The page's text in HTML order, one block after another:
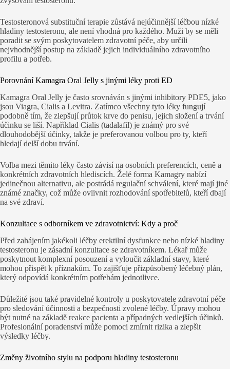
Testosteronová substituční terapie zůstává nejúčinnější léčbou nízké
hladiny testosteronu, ale není vhodná pro každého. Muži by se měli
poradit se svým poskytovatelem zdravotní péče, aby určili
nejvhodnější postup na základě jejich individuálního zdravotního
profilu a potřeb.
Porovnání Kamagra Oral Jelly s jinými léky proti ED
Kamagra Oral Jelly je často srovnáván s jinými inhibitory PDE5, jako
jsou Viagra, Cialis a Levitra. Zatímco všechny tyto léky fungují
podobně tím, že zlepšují průtok krve do penisu, jejich složení a trvání
účinku se liší. Například Cialis (tadalafil) je známý pro své
dlouhodobější účinky, takže je preferovanou volbou pro ty, kteří
hledají delší dobu trvání.
Volba mezi těmito léky často závisí na osobních preferencích, ceně a
konkrétních zdravotních hlediscích. Želé forma Kamagry nabízí
jedinečnou alternativu, ale postrádá regulační schválení, které mají jiné
známé značky, což může ovlivnit rozhodování spotřebitelů, kteří dbají
na své zdraví.
Konzultace s odborníkem ve zdravotnictví: Kdy a proč
Před zahájením jakékoli léčby erektilní dysfunkce nebo nízké hladiny
testosteronu je zásadní konzultace se zdravotníkem. Lékař může
poskytnout komplexní posouzení a vyloučit základní stavy, které
mohou přispět k příznakům. To zajišťuje přizpůsobený léčebný plán,
který odpovídá konkrétním potřebám jednotlivce.
Důležité jsou také pravidelné kontroly u poskytovatele zdravotní péče
pro sledování účinnosti a bezpečnosti zvolené léčby. Úpravy mohou
být nutné na základě reakce pacienta a případných vedlejších účinků.
Profesionální poradenství může pomoci zmírnit rizika a zlepšit
výsledky léčby.
Změny životního stylu na podporu hladiny testosteronu